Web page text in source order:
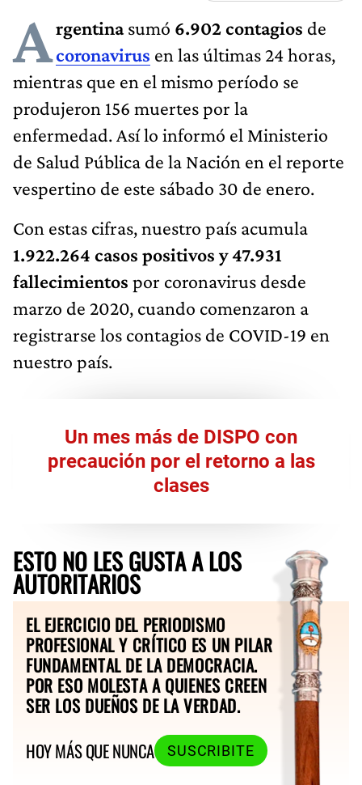
Argentinasumó 6.902 contagios de
coronavirus en las últimas 24 horas,
mientras que en el mismo período se
produjeron 156 muertes por la
enfermedad. Así lo informó el Ministerio
de Salud Pública de la Nación en el reporte
vespertino de este sábado 30 de enero.
Con estas cifras, nuestro país acumula
1.922.264 casos positivos y 47.931
fallecimientos por coronavirus desde
marzo de 2020, cuando comenzaron a
registrarse los contagios de COVID-19 en
nuestro país.
Un mes más de DISPO con
precaución por el retorno a las
clases
ESTO NO LES GUSTA A LOS
AUTORITARIOS
EL EJERCICIO DEL PERIODISMO
PROFESIONAL Y CRÍTICO ES UN PILAR
FUNDAMENTAL DE LA DEMOCRACIA.
POR ESO MOLESTA A QUIENES CREEN
SER LOS DUEÑOS DE LA VERDAD.
HOY MÁS QUE NUNCA
SUSCRIBITE